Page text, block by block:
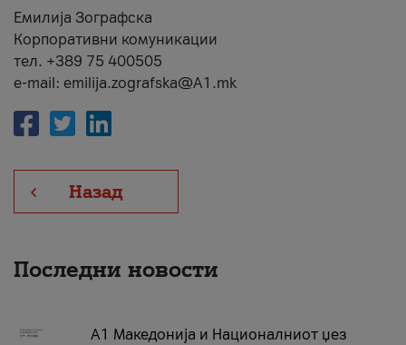
Емилија Зографска
Корпоративни комуникации
тел. +389 75 400505
e-mail: emilija.zografska@A1.mk
Назад
Последни новости
А1 Македонија и Националниот џез